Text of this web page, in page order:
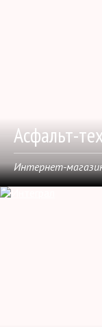
Асфальт-
Интернет-